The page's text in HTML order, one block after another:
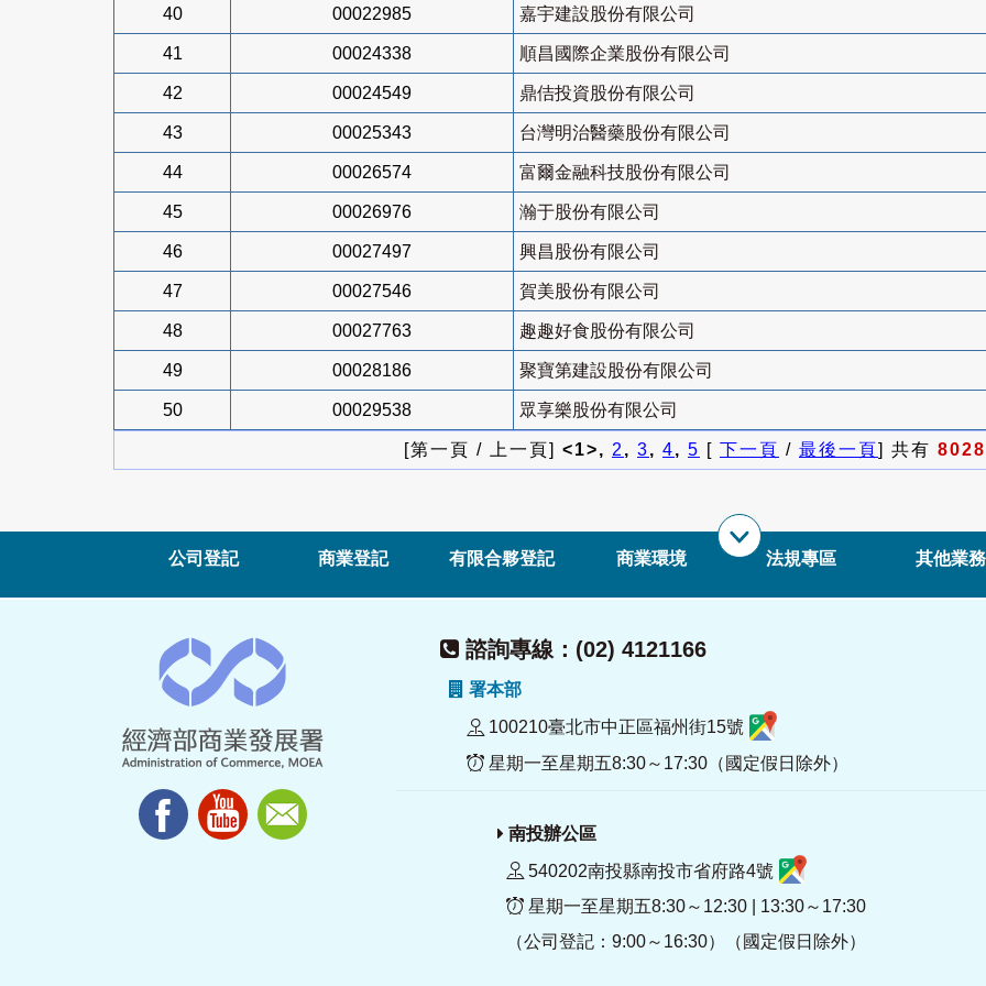
40 00022985 嘉宇建設股份有限公司
41 00024338 順昌國際企業股份有限公司
42 00024549 鼎佶投資股份有限公司
43 00025343 台灣明治醫藥股份有限公司
44 00026574 富爾金融科技股份有限公司
45 00026976 瀚于股份有限公司
46 00027497 興昌股份有限公司
47 00027546 賀美股份有限公司
48 00027763 趣趣好食股份有限公司
49 00028186 聚寶第建設股份有限公司
50 00029538 眾享樂股份有限公司
[第一頁 / 上一頁] <1>, 2, 3, 4, 5 [ 下一頁 / 最後一頁] 共有 8028
公司登記 商業登記 有限合夥登記 商業環境 法規專區 其他業務
諮詢專線：(02) 4121166
署本部
100210臺北市中正區福州街15號
星期一至星期五8:30～17:30（國定假日除外）
南投辦公區
540202南投縣南投市省府路4號
星期一至星期五8:30～12:30 | 13:30～17:30
（公司登記：9:00～16:30）（國定假日除外）